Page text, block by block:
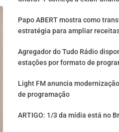
Papo ABERT mostra como
estratégia para ampliar
Agregador do Tudo Rádio
estações por formato de
Light FM anuncia
de programação
ARTIGO: 1/3 da mídia está no